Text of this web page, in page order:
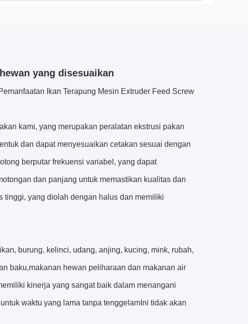
yang disesuaikan
Ikan Terapung Mesin Extruder Feed Screw
kami, yang merupakan peralatan ekstrusi pakan
dan dapat menyesuaikan cetakan sesuai dengan
berputar frekuensi variabel, yang dapat
dan panjang untuk memastikan kualitas dan
tinggi, yang diolah dengan halus dan memiliki
burung, kelinci, udang, anjing, kucing, mink, rubah,
baku,makanan hewan peliharaan dan makanan air
kinerja yang sangat baik dalam menangani
waktu yang lama tanpa tenggelamIni tidak akan